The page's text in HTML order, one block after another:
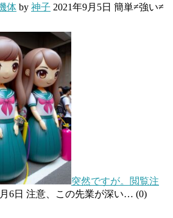
体 by 神子 2021年9月5日 簡単≠強い≠
突然ですが。閲覧注
6日 注意、この先業が深い… (0)